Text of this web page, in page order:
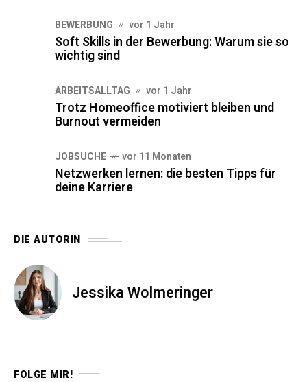
BEWERBUNG vor 1 Jahr
Soft Skills in der Bewerbung: Warum sie so
wichtig sind
ARBEITSALLTAG vor 1 Jahr
Trotz Homeoffice motiviert bleiben und
Burnout vermeiden
JOBSUCHE vor 11 Monaten
Netzwerken lernen: die besten Tipps für
deine Karriere
DIE AUTORIN
Jessika Wolmeringer
FOLGE MIR!